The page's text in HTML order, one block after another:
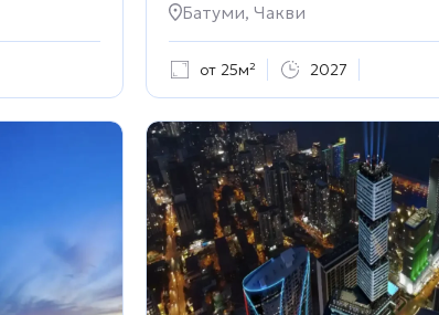
Батуми, Чакви
от 25м² 2027